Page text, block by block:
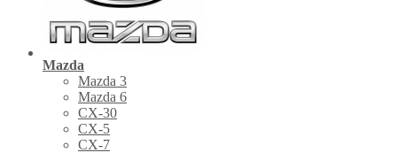
Mazda
Mazda 3
Mazda 6
CX-30
СХ-5
CX-7